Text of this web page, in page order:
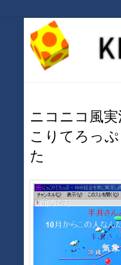
ニコニコ風
こりてろっ
た